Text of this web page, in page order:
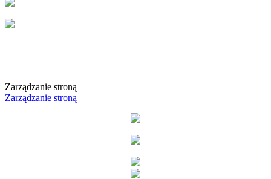
Zarządzanie stroną
Zarządzanie stroną